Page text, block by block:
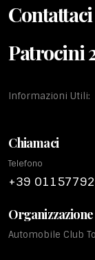
Contattaci
Patrocini
Informazioni Utili:
Chiamaci
Telefono
+39
Organizzazione
Automobile Club